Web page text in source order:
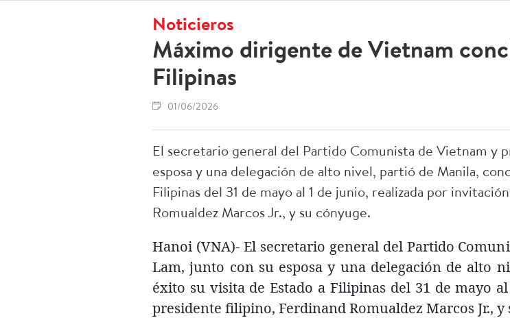
Noticieros
Máximo dirigente de Vietnam
Filipinas
01/06/2026
El secretario general del Partido Comunista de Vietnam y
esposa y una delegación de alto nivel, partió de Manila,
Filipinas del 31 de mayo al 1 de junio, realizada por
Romualdez Marcos Jr., y su cónyuge.
Hanoi (VNA)- El secretario general del Partido
Lam, junto con su esposa y una delegación de alto
éxito su visita de Estado a Filipinas del 31 de mayo
presidente filipino, Ferdinand Romualdez Marcos Jr., y